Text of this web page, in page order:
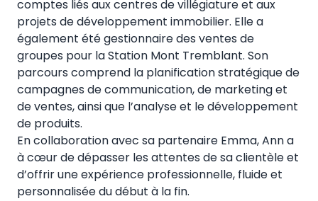
comptes liés aux centres de villégiature et aux
projets de développement immobilier. Elle a
également été gestionnaire des ventes de
groupes pour la Station Mont Tremblant. Son
parcours comprend la planification stratégique de
campagnes de communication, de marketing et
de ventes, ainsi que l’analyse et le développement
de produits.
En collaboration avec sa partenaire Emma, Ann a
à cœur de dépasser les attentes de sa clientèle et
d’offrir une expérience professionnelle, fluide et
personnalisée du début à la fin.